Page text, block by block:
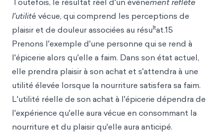
l'utilité vécue, qui comprend les perceptions de
plaisir et de douleur associées au résultat.15
Prenons l'exemple d'une personne qui se rend à
l'épicerie alors qu'elle a faim. Dans son état actuel,
elle prendra plaisir à son achat et s'attendra à une
utilité élevée lorsque la nourriture satisfera sa faim.
L'utilité réelle de son achat à l'épicerie dépendra de
l'expérience qu'elle aura vécue en consommant la
nourriture et du plaisir qu'elle aura anticipé.